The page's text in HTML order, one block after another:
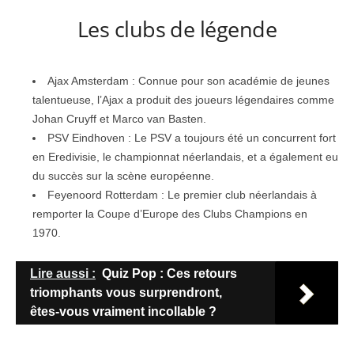
Les clubs de légende
Ajax Amsterdam : Connue pour son académie de jeunes
talentueuse, l’Ajax a produit des joueurs légendaires comme
Johan Cruyff et Marco van Basten.
PSV Eindhoven : Le PSV a toujours été un concurrent fort
en Eredivisie, le championnat néerlandais, et a également eu
du succès sur la scène européenne.
Feyenoord Rotterdam : Le premier club néerlandais à
remporter la Coupe d’Europe des Clubs Champions en
1970.
Lire aussi : Quiz Pop : Ces retours
triomphants vous surprendront,
êtes-vous vraiment incollable ?